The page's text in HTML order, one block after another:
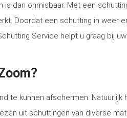
is dan onmisbaar. Met een
Doordat een schutting in weer
Service helpt u graag bij
te kunnen afschermen. Natuurlijk
uit schuttingen van diverse